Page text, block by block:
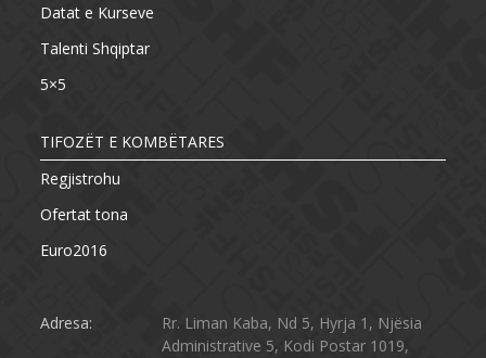
Datat e Kurseve
Talenti Shqiptar
5×5
TIFOZËT E KOMBËTARES
Regjistrohu
Ofertat tona
Euro2016
Adresa:
Rr. Liman Kaba, Nd 5, Hyrja 1, Njësia
Administrative 5, Kodi Postar 1019,